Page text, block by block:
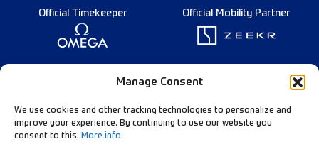
Manage Consent
We use cookies and other tracking technologies to personalize and
improve your experience. By continuing to use our website you
consent to this. More info.
Official Timekeeper Official Mobility Partner
Founding Partner